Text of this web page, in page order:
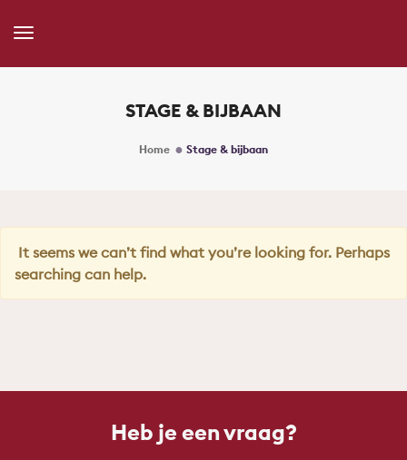
Toggle
STAGE & BIJBAAN
Home Stage & bijbaan
It seems we can’t find what you’re looking for. Perhaps
searching can help.
Heb je een vraag?